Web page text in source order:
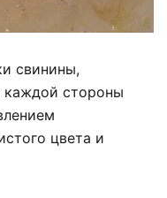
свинины,
каждой стороны
цвета и